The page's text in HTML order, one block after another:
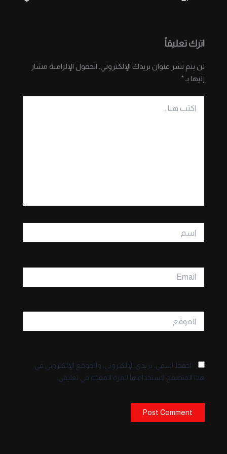
اترك تعليقاً
لن يتم نشر عنوان بريدك الإلكتروني. الحقول الإلزامية مشار
إليها بـ*
هنا...
احفظ اسمي، بريدي الإلكتروني، والموقع الإلكتروني في
هذا المتصفح لاستخدامها المرة المقبلة في تعليقي.